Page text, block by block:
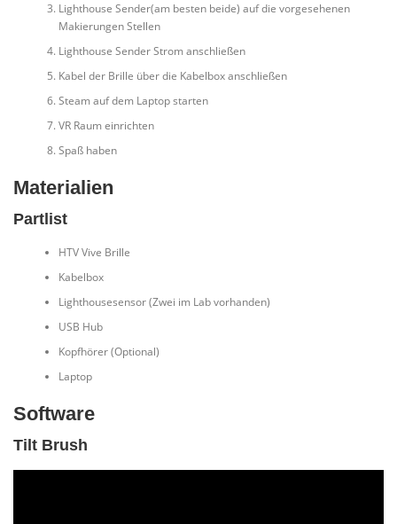
Lighthouse Sender(am besten beide) auf die vorgesehenen
Makierungen Stellen
Lighthouse Sender Strom anschließen
Kabel der Brille über die Kabelbox anschließen
Steam auf dem Laptop starten
VR Raum einrichten
Spaß haben
Materialien
Partlist
HTV Vive Brille
Kabelbox
Lighthousesensor (Zwei im Lab vorhanden)
USB Hub
Kopfhörer (Optional)
Laptop
Software
Tilt Brush